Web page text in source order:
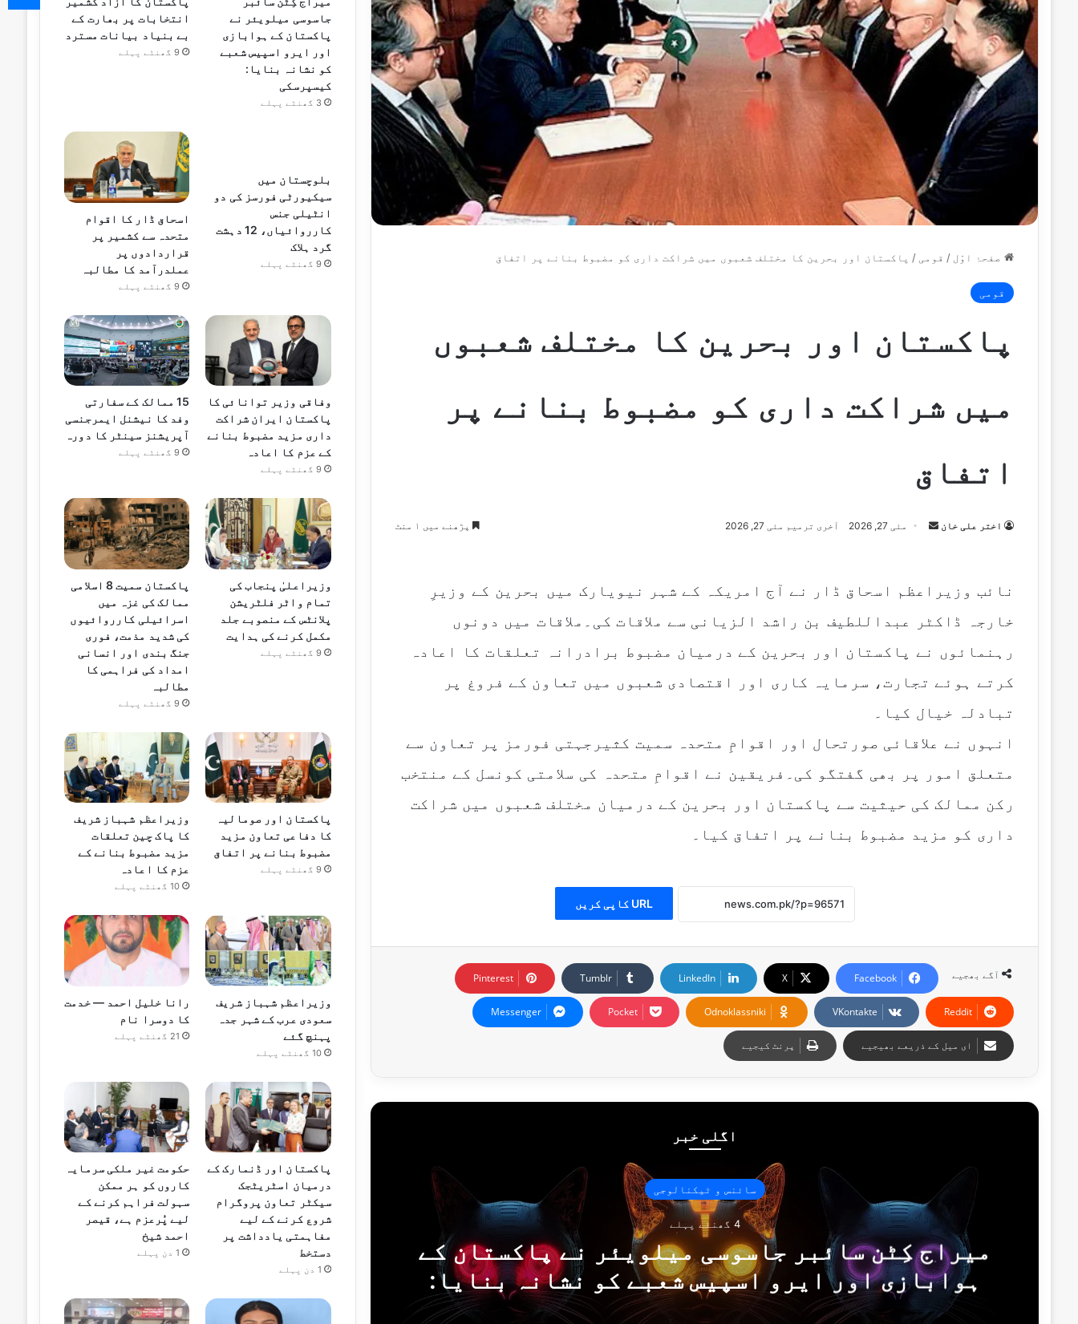
صفحۂ اوّل / قومی / پاکستان اور بحرین کا مختلف شعبوں میں شراکت داری کو مضبوط بنانے پر اتفاق
قومی
پاکستان اور بحرین کا مختلف شعبوں
میں شراکت داری کو مضبوط بنانے پر
اتفاق
اختر علی خان
Send مئی 27, 2026 آخری ترمیم مئی 27, 2026 پڑھنے میں ۱ منٹ
نائب وزیراعظم اسحاق ڈار نے آج امریکہ کے شہر نیویارک میں بحرین کے وزیرِ
خارجہ ڈاکٹر عبداللطیف بن راشد الزیانی سے ملاقات کی۔ملاقات میں دونوں
رہنمائوں نے پاکستان اور بحرین کے درمیان مضبوط برادرانہ تعلقات کا اعادہ
کرتے ہوئے تجارت، سرمایہ کاری اور اقتصادی شعبوں میں تعاون کے فروغ پر
تبادلہ خیال کیا۔
انہوں نے علاقائی صورتحال اور اقوامِ متحدہ سمیت کثیرجہتی فورمز پر تعاون سے
متعلق امور پر بھی گفتگو کی۔فریقین نے اقوامِ متحدہ کی سلامتی کونسل کے منتخب
رکن ممالک کی حیثیت سے پاکستان اور بحرین کے درمیان مختلف شعبوں میں شراکت
داری کو مزید مضبوط بنانے پر اتفاق کیا۔
URL کاپی کریں
آگے بھجیے Facebook
X
LinkedIn
Tumblr
Pinterest
Reddit
VKontakte
Odnoklassniki
Pocket
Messenger
ای میل کے ذریعے بھیجیے پرنٹ کیجیے
اگلی خبر
سائنس و ٹیکنالوجی
4 گھنٹے پہلے
میراج کِٹن سائبر جاسوسی میلویئر نے پاکستان کے
ہوابازی اور ایرو اسپیس شعبے کو نشانہ بنایا:
کیسپرسکی
جاسوسی میلویئر نے
پاکستان کے ہوابازی
اور ایرو اسپیس شعبے
کو نشانہ بنایا:
کیسپرسکی
3 گھنٹے پہلے
انتخابات پر بھارت کے
بے بنیاد بیانات مسترد
9 گھنٹے پہلے
بلوچستان میں
سیکیورٹی فورسز کی دو
انٹیلی جنس
کارروائیاں، 12 دہشت
گرد ہلاک
9 گھنٹے پہلے
اسحاق ڈار کا اقوام
متحدہ سے کشمیر پر
قراردادوں پر
عملدرآمد کا مطالبہ
9 گھنٹے پہلے
وفاقی وزیر توانائی کا
پاکستان ایران شراکت
داری مزید مضبوط بنانے
کے عزم کا اعادہ
9 گھنٹے پہلے
15 ممالک کے سفارتی
وفد کا نیشنل ایمرجنسی
آپریشنز سینٹر کا دورہ
9 گھنٹے پہلے
وزیراعلیٰ پنجاب کی
تمام واٹر فلٹریشن
پلانٹس کے منصوبے جلد
مکمل کرنے کی ہدایت
9 گھنٹے پہلے
پاکستان سمیت 8 اسلامی
ممالک کی غزہ میں
اسرائیلی کارروائیوں
کی شدید مذمت، فوری
جنگ بندی اور انسانی
امداد کی فراہمی کا
مطالبہ
9 گھنٹے پہلے
پاکستان اور صومالیہ
کا دفاعی تعاون مزید
مضبوط بنانے پر اتفاق
9 گھنٹے پہلے
وزیراعظم شہباز شریف
کا پاک چین تعلقات
مزید مضبوط بنانے کے
عزم کا اعادہ
10 گھنٹے پہلے
وزیراعظم شہباز شریف
سعودی عرب کے شہر جدہ
پہنچ گئے
10 گھنٹے پہلے
رانا خلیل احمد — خدمت
کا دوسرا نام
21 گھنٹے پہلے
پاکستان اور ڈنمارک کے
درمیان اسٹریٹجک
سیکٹر تعاون پروگرام
شروع کرنے کے لیے
مفاہمتی یادداشت پر
دستخط
1 دن پہلے
حکومت غیر ملکی سرمایہ
کاروں کو ہر ممکن
سہولت فراہم کرنے کے
لیے پُرعزم ہے، قیصر
احمد شیخ
1 دن پہلے